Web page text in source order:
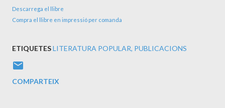
Descarrega el llibre
Compra el llibre en impressió per comanda
ETIQUETESLITERATURA POPULAR PUBLICACIONS
COMPARTEIX